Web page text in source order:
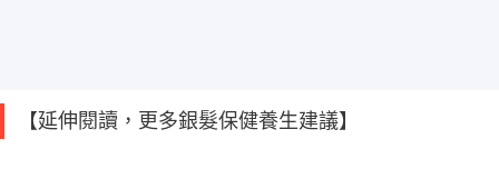
【延伸閱讀，更多銀髮保健養生建議】